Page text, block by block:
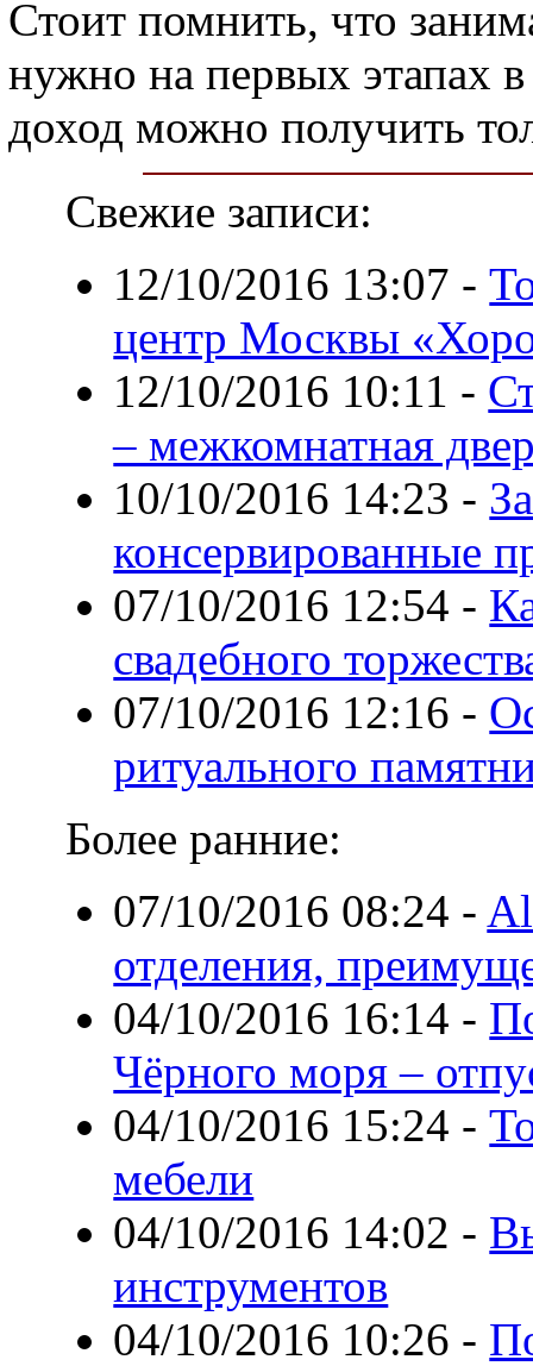
Стоит помнить, что
нужно на первых этапах
доход можно получить
Свежие записи:
12/10/2016 13:07 -
центр Москвы
12/10/2016 10:11 -
– межкомнатная
10/10/2016 14:23 -
консервированные
07/10/2016 12:54 -
свадебного
07/10/2016 12:16 -
ритуального
Более ранние:
07/10/2016 08:24 -
отделения,
04/10/2016 16:14 -
Чёрного моря –
04/10/2016 15:24 -
мебели
04/10/2016 14:02 -
инструментов
04/10/2016 10:26 -